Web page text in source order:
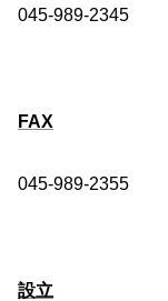
045-989-2345
FAX
045-989-2355
設立